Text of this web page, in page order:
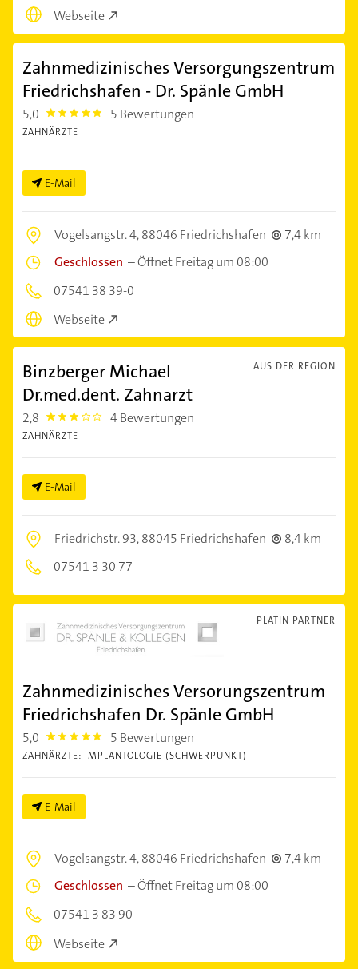
Webseite
Zahnmedizinisches Versorgungszentrum
Friedrichshafen - Dr. Spänle GmbH
5,0 5.0 5 Bewertungen
ZAHNÄRZTE
E-Mail
Vogelsangstr. 4,88046 Friedrichshafen
7,4 km
Geschlossen –Öffnet Freitag um 08:00
07541 38 39-0
Webseite
AUS DER REGION
Binzberger Michael
Dr.med.dent. Zahnarzt
2,8 2.8 4 Bewertungen
ZAHNÄRZTE
E-Mail
Friedrichstr. 93,88045 Friedrichshafen
8,4 km
07541 3 30 77
PLATIN PARTNER
Zahnmedizinisches Versorungszentrum
Friedrichshafen Dr. Spänle GmbH
5,0 5.0 5 Bewertungen
ZAHNÄRZTE: IMPLANTOLOGIE (SCHWERPUNKT)
E-Mail
Vogelsangstr. 4,88046 Friedrichshafen
7,4 km
Geschlossen –Öffnet Freitag um 08:00
07541 3 83 90
Webseite